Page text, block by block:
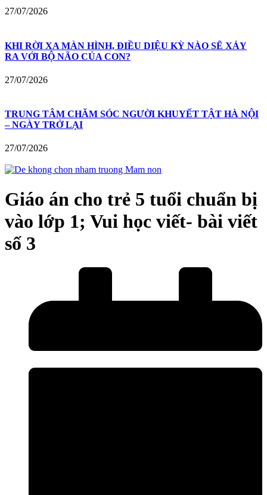
27/07/2026
KHI RỜI XA MÀN HÌNH, ĐIỀU DIỆU KỲ NÀO SẼ XẢY
RA VỚI BỘ NÃO CỦA CON?
27/07/2026
TRUNG TÂM CHĂM SÓC NGƯỜI KHUYẾT TẬT HÀ NỘI
– NGÀY TRỞ LẠI
27/07/2026
Giáo án cho trẻ 5 tuổi chuẩn bị
vào lớp 1; Vui học viết- bài viết
số 3